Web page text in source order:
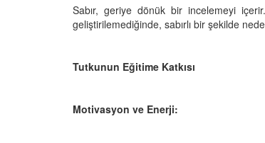
Sabır, geriye dönük bir incelemeyi
geliştirilemediğinde, sabırlı bir şekilde
Tutkunun Eğitime Katkısı
Motivasyon ve Enerji: